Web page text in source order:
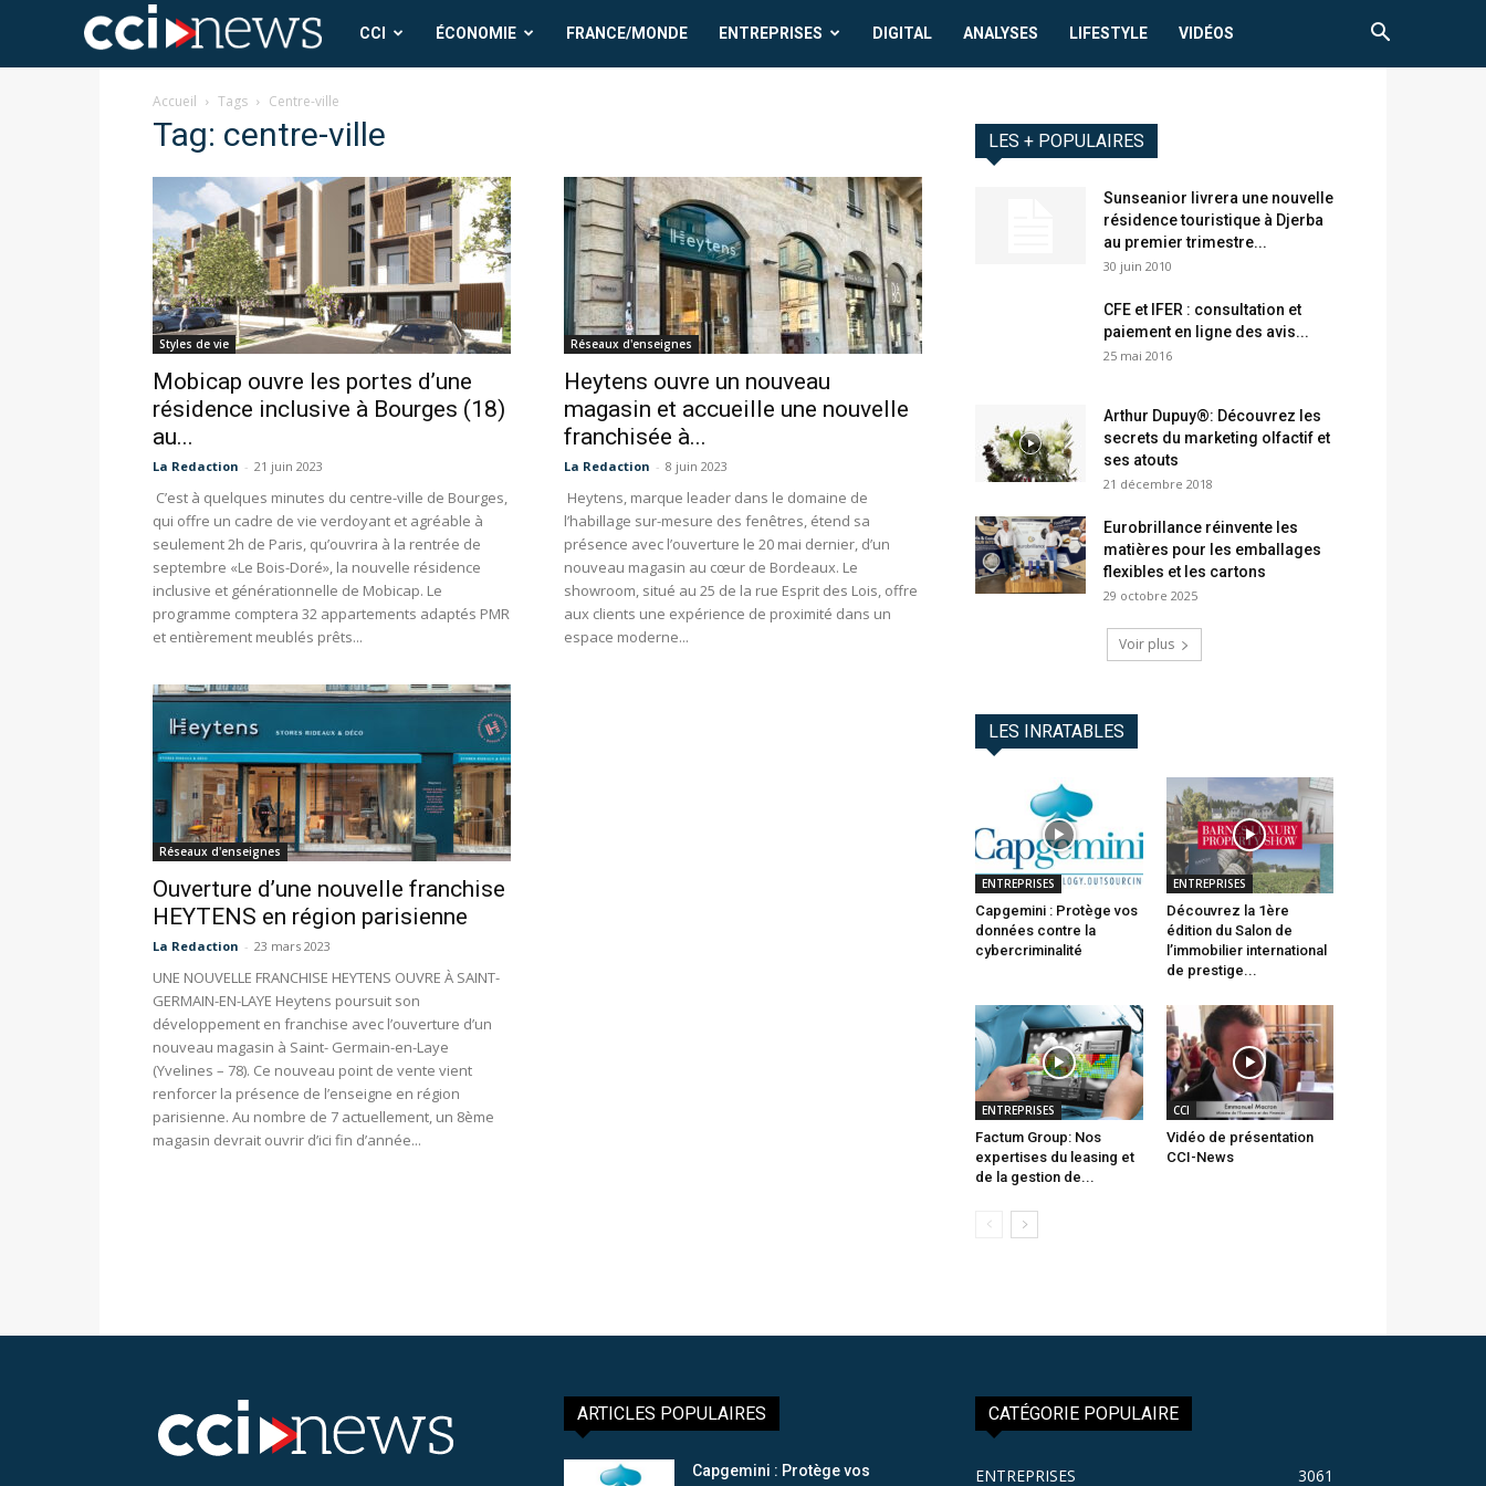
CCICCI ÉCONOMIE FRANCE/MONDE ENTREPRISES DIGITAL ANALYSES LIFESTYLE VIDÉOS
Accueil Tags Centre-ville
Tag: centre-ville
Styles de vie
Mobicap ouvre les portes d’une
résidence inclusive à Bourges (18)
au...
La Redaction - 21 juin 2023
C’est à quelques minutes du centre-ville de Bourges,
qui offre un cadre de vie verdoyant et agréable à
seulement 2h de Paris, qu’ouvrira à la rentrée de
septembre «Le Bois-Doré», la nouvelle résidence
inclusive et générationnelle de Mobicap. Le
programme comptera 32 appartements adaptés PMR
et entièrement meublés prêts...
Réseaux d'enseignes
Heytens ouvre un nouveau
magasin et accueille une nouvelle
franchisée à...
La Redaction - 8 juin 2023
Heytens, marque leader dans le domaine de
l’habillage sur-mesure des fenêtres, étend sa
présence avec l’ouverture le 20 mai dernier, d’un
nouveau magasin au cœur de Bordeaux. Le
showroom, situé au 25 de la rue Esprit des Lois, offre
aux clients une expérience de proximité dans un
espace moderne...
Réseaux d'enseignes
Ouverture d’une nouvelle franchise
HEYTENS en région parisienne
La Redaction - 23 mars 2023
UNE NOUVELLE FRANCHISE HEYTENS OUVRE À SAINT-
GERMAIN-EN-LAYE Heytens poursuit son
développement en franchise avec l’ouverture d’un
nouveau magasin à Saint- Germain-en-Laye
(Yvelines – 78). Ce nouveau point de vente vient
renforcer la présence de l’enseigne en région
parisienne. Au nombre de 7 actuellement, un 8ème
magasin devrait ouvrir d’ici fin d’année...
LES + POPULAIRES
Sunseanior livrera une nouvelle
résidence touristique à Djerba
au premier trimestre...
30 juin 2010
CFE et IFER : consultation et
paiement en ligne des avis...
25 mai 2016
Arthur Dupuy®: Découvrez les
secrets du marketing olfactif et
ses atouts
21 décembre 2018
Eurobrillance réinvente les
matières pour les emballages
flexibles et les cartons
29 octobre 2025
Voir plus
LES INRATABLES
ENTREPRISES
Capgemini : Protège vos
données contre la
cybercriminalité
ENTREPRISES
Découvrez la 1ère
édition du Salon de
l’immobilier international
de prestige...
ENTREPRISES
Factum Group: Nos
expertises du leasing et
de la gestion de...
CCI
Vidéo de présentation
CCI-News
ARTICLES POPULAIRES
Capgemini : Protège vos
CATÉGORIE POPULAIRE
ENTREPRISES 3061